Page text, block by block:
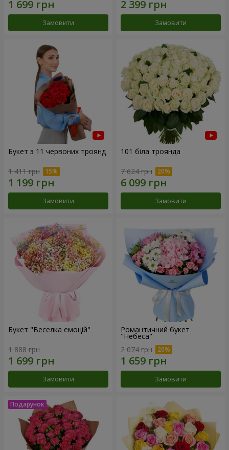
Замовити Замовити
Букет з 11 червоних троянд
1 411 грн
Замовити
101 біла троянда
7 624 грн
Замовити
Букет "Веселка емоцій"
1 888 грн
Замовити
Романтичний букет
"Небеса"
2 074 грн
Замовити